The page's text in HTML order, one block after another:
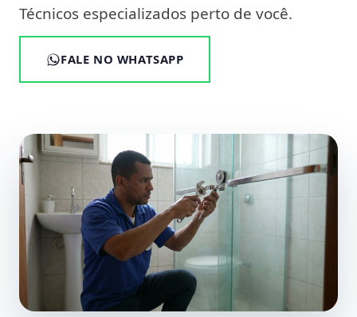
Técnicos especializados perto de você.
FALE NO WHATSAPP